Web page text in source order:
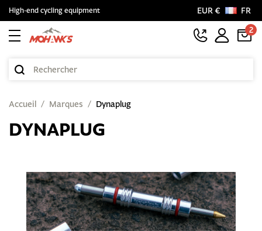
High-end cycling equipment EUR €
FR
2
Accueil Marques Dynaplug
DYNAPLUG